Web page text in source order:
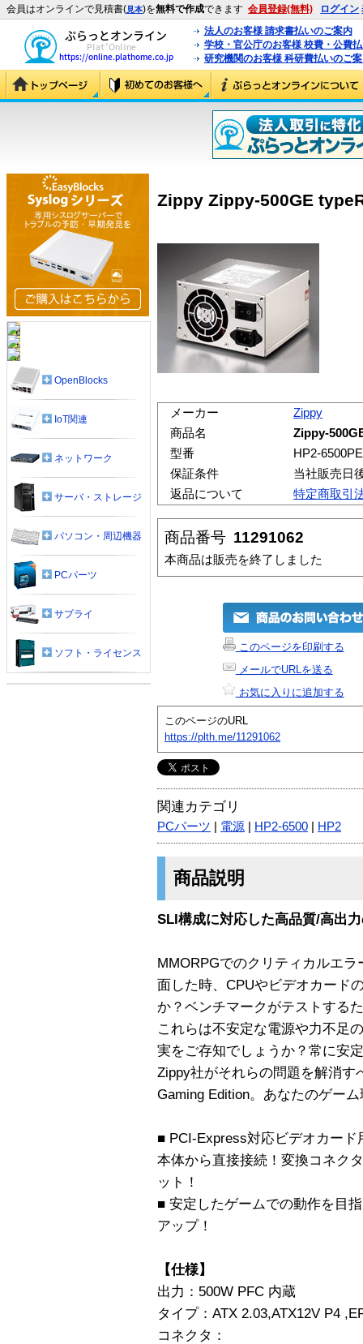
会員はオンラインで見積書(見本)を無料で作成できます 会員登録(無料) ログイン
法人のお客様 請求書払いのご案内
学校・官公庁のお客様 校費・公費
研究機関のお客様 科研費払いのご
Zippy Zippy-500GE
メーカー
Zippy
商品名
Zippy-
型番
HP2-
保証条件
当社販売日
返品について
特定商取引
商品番号 11291062
本商品は販売を終了しました
このページを印刷する
メールでURLを送る
お気に入りに追加する
このページのURL
https://plth.me/11291062
関連カテゴリ
PCパーツ 電源 HP2-6500 HP2
商品説明
SLI構成に対応した高品質/高出
MMORPGでのクリティカルエ
面した時、CPUやビデオカード
か？ベンチマークがテストする
これらは不安定な電源や力不足
実をご存知でしょうか？常に安
Zippy社がそれらの問題を解消す
Gaming Edition。あなたのゲー
■ PCI-Express対応ビデオカー
本体から直接接続！変換コネク
ット！
■ 安定したゲームでの動作を目
アップ！
【仕様】
出力：500W PFC 内蔵
タイプ：ATX 2.03,ATX12V P4
コネクタ：
OpenBlocks
IoT関連
ネットワーク
サーバ・ストレージ
パソコン・周辺機器
PCパーツ
サプライ
ソフト・ライセンス